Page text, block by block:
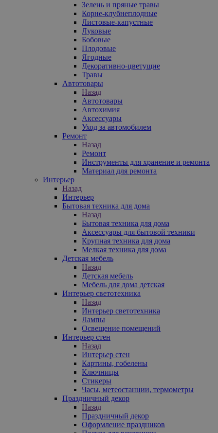
Зелень и пряные травы
Корне-клубнеплодные
Листовые-капустные
Луковые
Бобовые
Плодовые
Ягодные
Декоративно-цветущие
Травы
Автотовары
Назад
Автотовары
Автохимия
Аксессуары
Уход за автомобилем
Ремонт
Назад
Ремонт
Инструменты для хранение и ремонта
Материал для ремонта
Интерьер
Назад
Интерьер
Бытовая техника для дома
Назад
Бытовая техника для дома
Аксессуары для бытовой техники
Крупная техника для дома
Мелкая техника для дома
Детская мебель
Назад
Детская мебель
Мебель для дома детская
Интерьер светотехника
Назад
Интерьер светотехника
Лампы
Освещение помещений
Интерьер стен
Назад
Интерьер стен
Картины, гобелены
Ключницы
Стикеры
Часы, метеостанции, термометры
Праздничный декор
Назад
Праздничный декор
Оформление праздников